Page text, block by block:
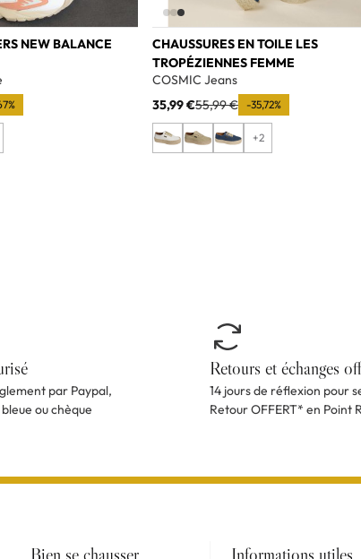
NEW BALANCE
CHAUSSURES EN TOILE LES
TROPÉZIENNES FEMME
COSMIC Jeans
35,99 €55,99 € -35,72%
+2
par Paypal,
ou chèque
Retours et échanges
14 jours de réflexion pour
Retour OFFERT* en Point